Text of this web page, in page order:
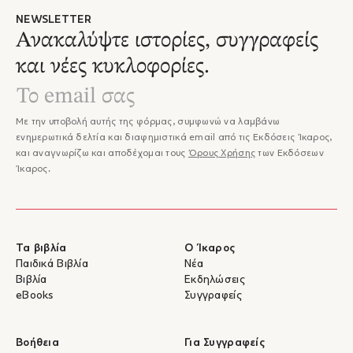
NEWSLETTER
Ανακαλύψτε ιστορίες, συγγραφείς
και νέες κυκλοφορίες.
Με την υποβολή αυτής της φόρμας, συμφωνώ να λαμβάνω
ενημερωτικά δελτία και διαφημιστικά email από τις Εκδόσεις Ίκαρος,
και αναγνωρίζω και αποδέχομαι τους Όρους Χρήσης των Εκδόσεων
Ίκαρος.
Τα βιβλία
Παιδικά Βιβλία
Βιβλία
eBooks
Ο Ίκαρος
Νέα
Εκδηλώσεις
Συγγραφείς
Βοήθεια Για Συγγραφείς